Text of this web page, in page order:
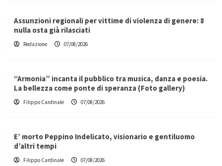
Assunzioni regionali per vittime di violenza di genere: 8
nulla osta già rilasciati
Redazione 07/08/2026
“Armonia” incanta il pubblico tra musica, danza e poesia.
La bellezza come ponte di speranza (Foto gallery)
Filippo Cardinale 07/08/2026
E’ morto Peppino Indelicato, visionario e gentiluomo
d’altri tempi
Filippo Cardinale 07/08/2026